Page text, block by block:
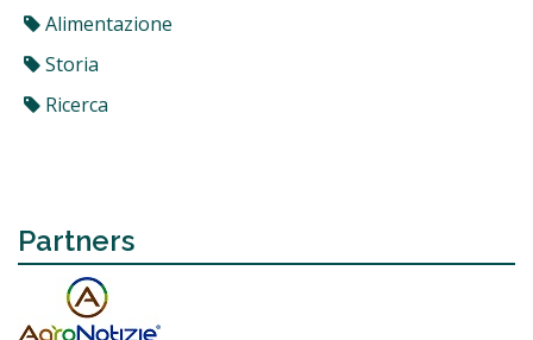
Alimentazione
Storia
Ricerca
Partners